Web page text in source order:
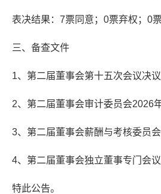
表决结果：7票同意；0票弃权；0票
三、备查文件
1、第二届董事会第十五次会议决议
2、第二届董事会审计委员会2026
3、第二届董事会薪酬与考核委员
4、第二届董事会独立董事专门会议
特此公告。